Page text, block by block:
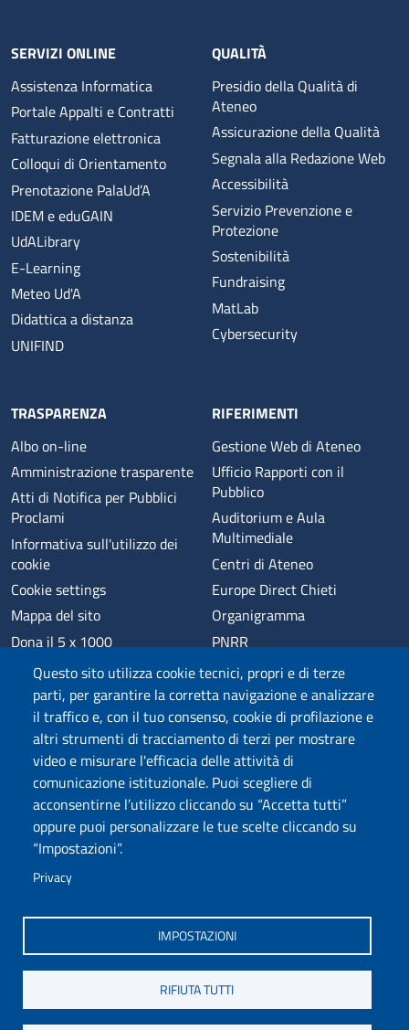
Questo sito utilizza cookie tecnici, propri e di terze
parti, per garantire la corretta navigazione e analizzare
il traffico e, con il tuo consenso, cookie di profilazione e
altri strumenti di tracciamento di terzi per mostrare
video e misurare l'efficacia delle attività di
comunicazione istituzionale. Puoi scegliere di
acconsentirne l’utilizzo cliccando su “Accetta tutti”
oppure puoi personalizzare le tue scelte cliccando su
“Impostazioni”.
Privacy
IMPOSTAZIONI
RIFIUTA TUTTI
SERVIZI ONLINE
Assistenza Informatica
Portale Appalti e Contratti
Fatturazione elettronica
Colloqui di Orientamento
Prenotazione PalaUd’A
IDEM e eduGAIN
UdALibrary
E-Learning
Meteo Ud'A
Didattica a distanza
UNIFIND
QUALITÀ
Presidio della Qualità di
Ateneo
Assicurazione della Qualità
Segnala alla Redazione Web
Accessibilità
Servizio Prevenzione e
Protezione
Sostenibilità
Fundraising
MatLab
Cybersecurity
TRASPARENZA
Albo on-line
Amministrazione trasparente
Atti di Notifica per Pubblici
Proclami
Informativa sull'utilizzo dei
cookie
Cookie settings
Mappa del sito
Dona il 5 x 1000
Phishing
Privacy
RIFERIMENTI
Gestione Web di Ateneo
Ufficio Rapporti con il
Pubblico
Auditorium e Aula
Multimediale
Centri di Ateneo
Europe Direct Chieti
Organigramma
PNRR
Alumni
Sede di Chieti
Sede di Pescara
Credits
Wi-Fi di Ateneo
App
SPID
Whistleblowing
Coro di Ateneo
COPYRIGHT © 2024. ALL RIGHTS RESERVED - UNIVERSITÀ DEGLI STUDI
GABRIELE D'ANNUNZIO – CHIETI-PESCARA